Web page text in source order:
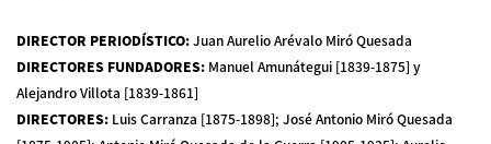
DIRECTOR PERIODÍSTICO:Juan Aurelio Arévalo Miró Quesada
DIRECTORES FUNDADORES: Manuel Amunátegui [1839-1875] y
Alejandro Villota [1839-1861]
DIRECTORES: Luis Carranza [1875-1898]; José Antonio Miró Quesada